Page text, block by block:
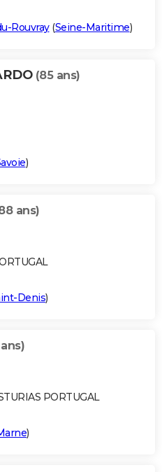
Rouvray(Seine-Maritime)
(85 ans)
)
ans)
Denis)
PORTUGAL
)